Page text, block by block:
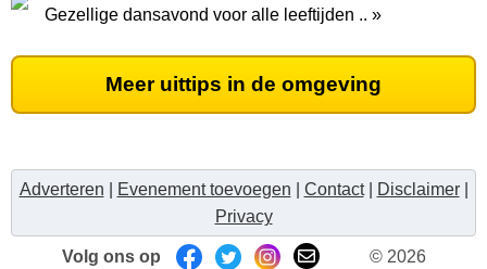
Gezellige dansavond voor alle leeftijden .. »
Meer uittips in de omgeving
Adverteren Evenement toevoegen Contact| Disclaimer|
Privacy
Volg ons op © 2026